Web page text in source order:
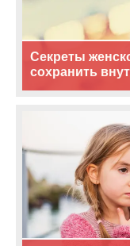
Секреты
сохранить